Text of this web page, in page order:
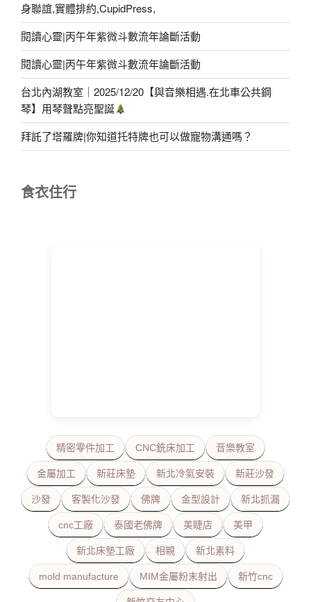
身聯誼,實體排約,CupidPress,
閱讀心靈|丙午年紫微斗數流年論斷活動
閱讀心靈|丙午年紫微斗數流年論斷活動
台北內湖教室｜2025/12/20【與音樂相遇.在北車公共鋼
琴】用琴聲點亮聖誕
拜託了塔羅牌|你知道托特牌也可以做寵物溝通嗎？
食衣住行
精密零件加工 CNC銑床加工 音樂教室
金屬加工 新莊床墊 新北冷氣安裝 新莊沙發
沙發 客製化沙發 佛牌 金型設計 新北抓漏
cnc工廠 泰國老佛牌 美睫店 美甲
新北床墊工廠 相親 新北素料
mold manufacture MIM金屬粉末射出 新竹cnc